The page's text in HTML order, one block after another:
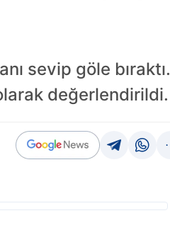
sevip göle bıraktı.
değerlendirildi.